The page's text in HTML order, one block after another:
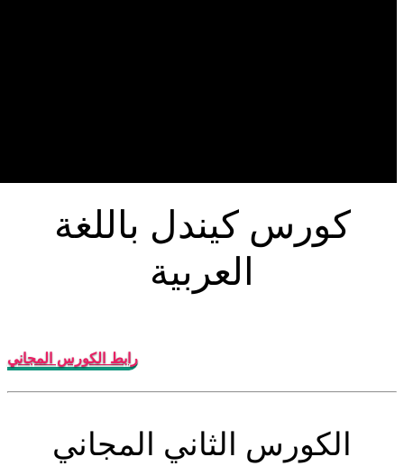
كورس كيندل باللغة
العربية
رابط الكورس المجاني
الكورس الثاني المجاني